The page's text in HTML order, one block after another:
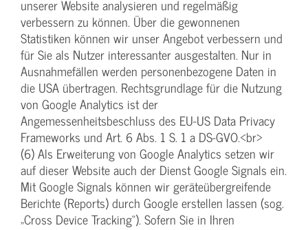
unserer Website analysieren und regelmäßig
verbessern zu können. Über die gewonnenen
Statistiken können wir unser Angebot verbessern und
für Sie als Nutzer interessanter ausgestalten. Nur in
Ausnahmefällen werden personenbezogene Daten in
die USA übertragen. Rechtsgrundlage für die Nutzung
von Google Analytics ist der
Angemessenheitsbeschluss des EU-US Data Privacy
Frameworks und Art. 6 Abs. 1 S. 1 a DS-GVO.<br>
(6) Als Erweiterung von Google Analytics setzen wir
auf dieser Website auch der Dienst Google Signals ein.
Mit Google Signals können wir geräteübergreifende
Berichte (Reports) durch Google erstellen lassen (sog.
„Cross Device Tracking“). Sofern Sie in Ihren